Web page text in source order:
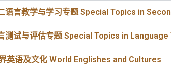
语言教学与学习专题 Special Topics in
测试与评估专题 Special Topics in
英语及文化 World Englishes and Cultures